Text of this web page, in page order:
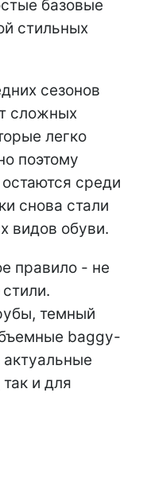
базовые
стильных
сезонов
сложных
легко
поэтому
среди
снова стали
видов обуви.
правило - не
темный
baggy-
актуальные
и для